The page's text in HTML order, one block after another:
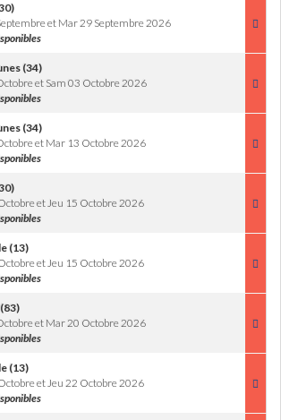
et Mar 29 Septembre 2026
(34)
et Sam 03 Octobre 2026
(34)
et Mar 13 Octobre 2026
et Jeu 15 Octobre 2026
(13)
et Jeu 15 Octobre 2026
et Mar 20 Octobre 2026
(13)
et Jeu 22 Octobre 2026